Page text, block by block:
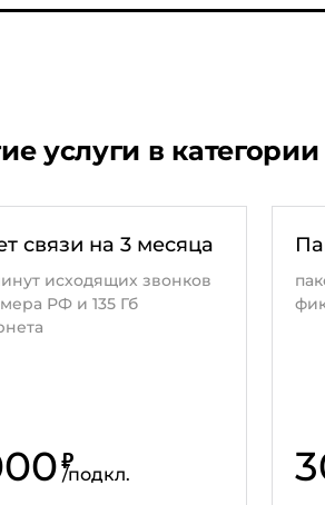
услуги в категории
связи на 3 месяца
исходящих звонков
РФ и 135 Гб
₽
/подкл.